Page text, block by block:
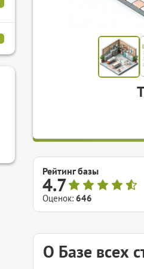
Рейтинг базы
4.7
Оценок:646
О Базе всех